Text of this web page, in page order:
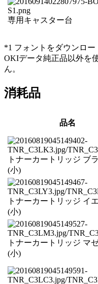
専用キャスター台
*1 フォントをダウンロー
OKIデータ純正品以外を
ん。
消耗品
品名
トナーカートリッジ ブ
(小)
トナーカートリッジ イ
(小)
トナーカートリッジ マ
(小)